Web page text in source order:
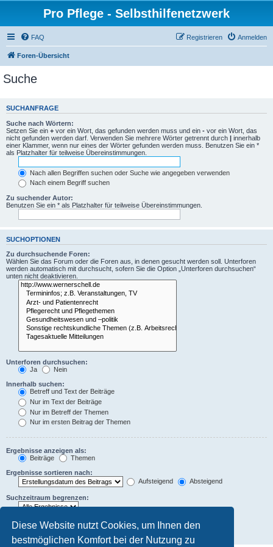
Diese Website nutzt Cookies, um Ihnen den
bestmöglichen Komfort bei der Nutzung zu
Pro Pflege - Selbsthilfenetzwerk
FAQ Anmelden
Registrieren
Foren-Übersicht
Suche
SUCHANFRAGE
Suche nach Wörtern:
Setzen Sie ein + vor ein Wort, das gefunden werden muss und ein - vor ein Wort, das
nicht gefunden werden darf. Verwenden Sie mehrere Wörter getrennt durch | innerhalb
einer Klammer, wenn nur eines der Wörter gefunden werden muss. Benutzen Sie ein *
als Platzhalter für teilweise Übereinstimmungen.
Nach allen Begriffen suchen oder Suche wie angegeben verwenden
Nach einem Begriff suchen
Zu suchender Autor:
Benutzen Sie ein * als Platzhalter für teilweise Übereinstimmungen.
SUCHOPTIONEN
Zu durchsuchende Foren:
Wählen Sie das Forum oder die Foren aus, in denen gesucht werden soll. Unterforen
werden automatisch mit durchsucht, sofern Sie die Option „Unterforen durchsuchen“
unten nicht deaktivieren.
Unterforen durchsuchen:
Ja
Nein
Innerhalb suchen:
Betreff und Text der Beiträge
Nur im Text der Beiträge
Nur im Betreff der Themen
Nur im ersten Beitrag der Themen
Ergebnisse anzeigen als:
Beiträge
Themen
Ergebnisse sortieren nach:
Aufsteigend
Absteigend
Suchzeitraum begrenzen:
Die ersten:
Zeichen der Beiträge anzeigen